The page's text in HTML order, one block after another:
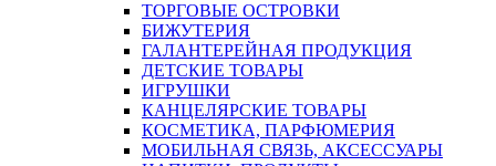
ТОРГОВЫЕ ОСТРОВКИ
БИЖУТЕРИЯ
ГАЛАНТЕРЕЙНАЯ ПРОДУКЦИЯ
ДЕТСКИЕ ТОВАРЫ
ИГРУШКИ
КАНЦЕЛЯРСКИЕ ТОВАРЫ
КОСМЕТИКА, ПАРФЮМЕРИЯ
МОБИЛЬНАЯ СВЯЗЬ, АКСЕССУАРЫ